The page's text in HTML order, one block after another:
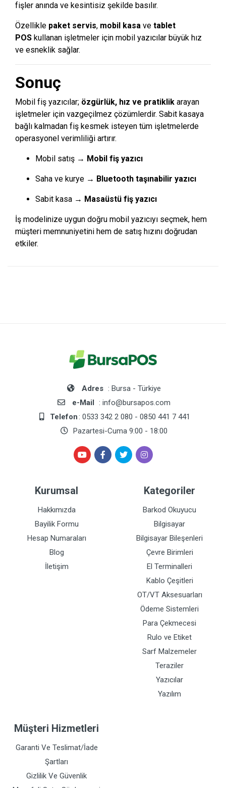
fişler anında ve kesintisiz şekilde basılır.
Özellikle paket servis, mobil kasa ve tablet
POS kullanan işletmeler için mobil yazıcılar büyük hız
ve esneklik sağlar.
Sonuç
Mobil fiş yazıcılar; özgürlük, hız ve pratiklik arayan
işletmeler için vazgeçilmez çözümlerdir. Sabit kasaya
bağlı kalmadan fiş kesmek isteyen tüm işletmelerde
operasyonel verimliliği artırır.
Mobil satış → Mobil fiş yazıcı
Saha ve kurye → Bluetooth taşınabilir yazıcı
Sabit kasa → Masaüstü fiş yazıcı
İş modelinize uygun doğru mobil yazıcıyı seçmek, hem
müşteri memnuniyetini hem de satış hızını doğrudan
etkiler.
Adres : Bursa - Türkiye
e-Mail
: info@bursapos.com
Telefon: 0533 342 2 080 - 0850 441 7 441
Pazartesi-Cuma 9:00 - 18:00
Kurumsal
Hakkımızda
Bayilik Formu
Hesap Numaraları
Blog
İletişim
Kategoriler
Barkod Okuyucu
Bilgisayar
Bilgisayar Bileşenleri
Çevre Birimleri
El Terminalleri
Kablo Çeşitleri
OT/VT Aksesuarları
Ödeme Sistemleri
Para Çekmecesi
Rulo ve Etiket
Sarf Malzemeler
Teraziler
Yazıcılar
Yazılım
Müşteri Hizmetleri
Garanti Ve Teslimat/İade
Şartları
Gizlilik Ve Güvenlik